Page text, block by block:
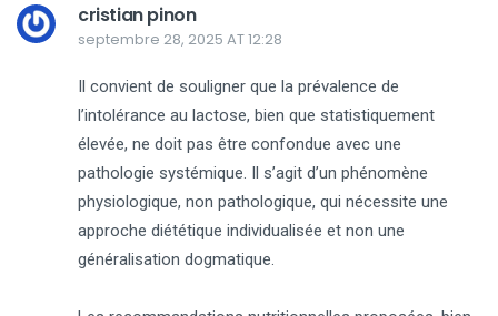
cristian pinon
septembre 28, 2025 AT 12:28
Il convient de souligner que la prévalence de
l’intolérance au lactose, bien que statistiquement
élevée, ne doit pas être confondue avec une
pathologie systémique. Il s’agit d’un phénomène
physiologique, non pathologique, qui nécessite une
approche diététique individualisée et non une
généralisation dogmatique.